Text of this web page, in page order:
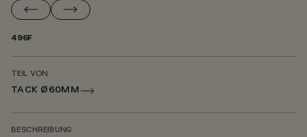
496F
TEIL VON
TACK Ø60MM
BESCHREIBUNG